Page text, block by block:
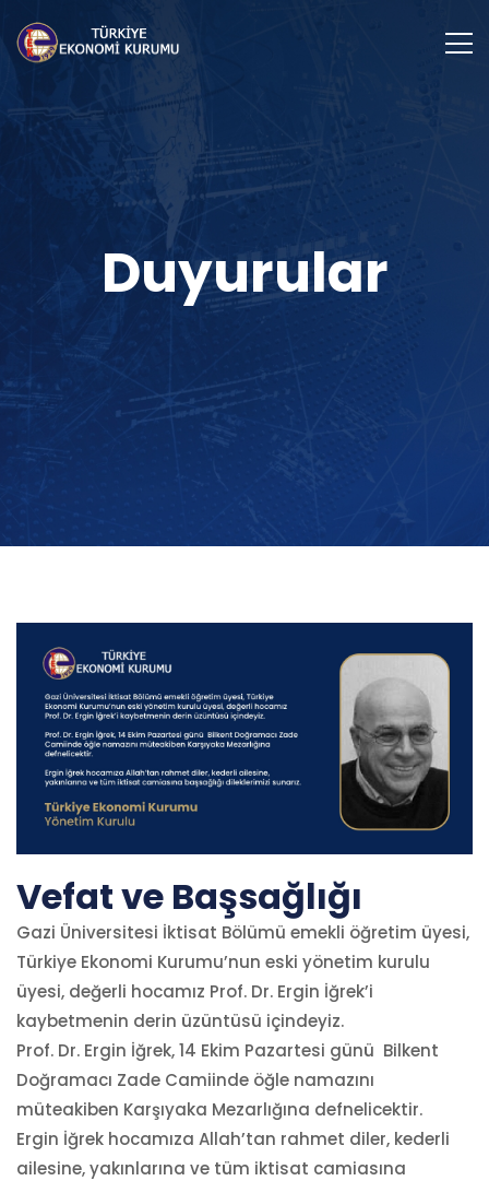
Duyurular
Vefat ve Başsağlığı
Gazi Üniversitesi İktisat Bölümü emekli öğretim üyesi,
Türkiye Ekonomi Kurumu’nun eski yönetim kurulu
üyesi, değerli hocamız Prof. Dr. Ergin İğrek’i
kaybetmenin derin üzüntüsü içindeyiz.
Prof. Dr. Ergin İğrek, 14 Ekim Pazartesi günü Bilkent
Doğramacı Zade Camiinde öğle namazını
müteakiben Karşıyaka Mezarlığına defnelicektir.
Ergin İğrek hocamıza Allah’tan rahmet diler, kederli
ailesine, yakınlarına ve tüm iktisat camiasına